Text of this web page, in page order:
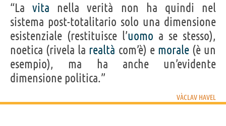
“Lavita nella verità non ha quindi nel
sistema post-totalitario solo una dimensione
esistenziale (restituisce l’uomo a se stesso),
noetica (rivela la realtà com’è) e morale(è un
esempio), ma ha anche un’evidente
dimensione politica.”
VÀCLAV HAVEL